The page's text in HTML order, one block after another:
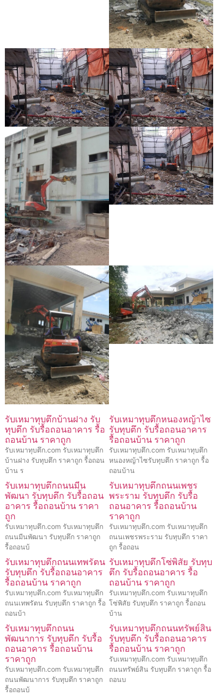
รับเหมาทุบตึกบ้านฝาง รับ
ทุบตึก รับรื้อถอนอาคาร รื้อ
ถอนบ้าน ราคาถูก
รับเหมาทุบตึก.com รับเหมาทุบตึก
บ้านฝาง รับทุบตึก ราคาถูก รื้อถอน
บ้าน ร
รับเหมาทุบตึกหนองหญ้าไซ
รับทุบตึก รับรื้อถอนอาคาร
รื้อถอนบ้าน ราคาถูก
รับเหมาทุบตึก.com รับเหมาทุบตึก
หนองหญ้าไซรับทุบตึก ราคาถูก รื้อ
ถอนบ้าน
รับเหมาทุบตึกถนนมีน
พัฒนา รับทุบตึก รับรื้อถอน
อาคาร รื้อถอนบ้าน ราคา
ถูก
รับเหมาทุบตึก.com รับเหมาทุบตึก
ถนนมีนพัฒนา รับทุบตึก ราคาถูก
รื้อถอนบ้
รับเหมาทุบตึกถนนเพชร
พระราม รับทุบตึก รับรื้อ
ถอนอาคาร รื้อถอนบ้าน
ราคาถูก
รับเหมาทุบตึก.com รับเหมาทุบตึก
ถนนเพชรพระราม รับทุบตึก ราคา
ถูก รื้อถอน
รับเหมาทุบตึกถนนเทพรัตน
รับทุบตึก รับรื้อถอนอาคาร
รื้อถอนบ้าน ราคาถูก
รับเหมาทุบตึก.com รับเหมาทุบตึก
ถนนเทพรัตน รับทุบตึก ราคาถูก รื้อ
ถอนบ้า
รับเหมาทุบตึกโซ่พิสัย รับทุบ
ตึก รับรื้อถอนอาคาร รื้อ
ถอนบ้าน ราคาถูก
รับเหมาทุบตึก.com รับเหมาทุบตึก
โซ่พิสัย รับทุบตึก ราคาถูก รื้อถอน
บ้าน
รับเหมาทุบตึกถนน
พัฒนาการ รับทุบตึก รับรื้อ
ถอนอาคาร รื้อถอนบ้าน
ราคาถูก
รับเหมาทุบตึก.com รับเหมาทุบตึก
ถนนพัฒนาการ รับทุบตึก ราคาถูก
รื้อถอนบ้
รับเหมาทุบตึกถนนทรัพย์สิน
รับทุบตึก รับรื้อถอนอาคาร
รื้อถอนบ้าน ราคาถูก
รับเหมาทุบตึก.com รับเหมาทุบตึก
ถนนทรัพย์สิน รับทุบตึก ราคาถูก รื้อ
ถอนบ